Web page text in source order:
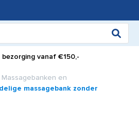
bezorging vanaf €150,-
Massagebanken en
massagebank zonder